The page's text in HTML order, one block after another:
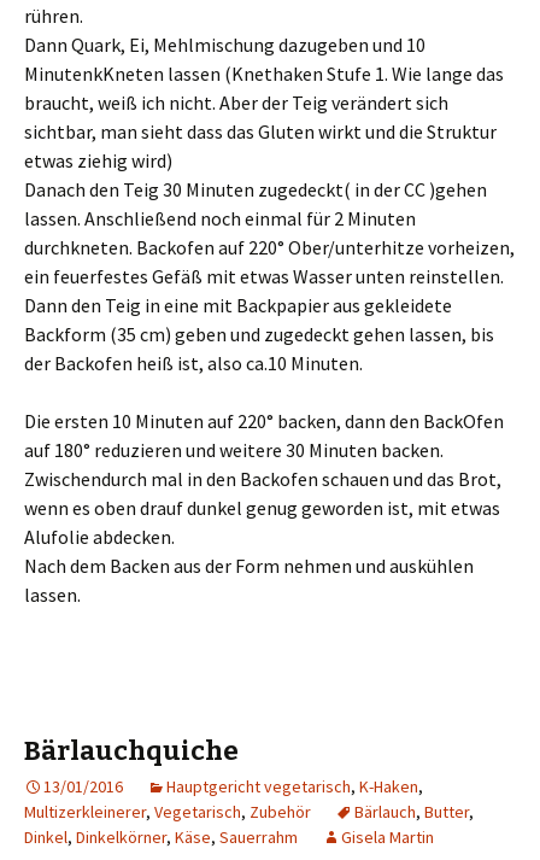
rühren.
Dann Quark, Ei, Mehlmischung dazugeben und 10
MinutenkKneten lassen (Knethaken Stufe 1. Wie lange das
braucht, weiß ich nicht. Aber der Teig verändert sich
sichtbar, man sieht dass das Gluten wirkt und die Struktur
etwas ziehig wird)
Danach den Teig 30 Minuten zugedeckt( in der CC )gehen
lassen. Anschließend noch einmal für 2 Minuten
durchkneten. Backofen auf 220° Ober/unterhitze vorheizen,
ein feuerfestes Gefäß mit etwas Wasser unten reinstellen.
Dann den Teig in eine mit Backpapier aus gekleidete
Backform (35 cm) geben und zugedeckt gehen lassen, bis
der Backofen heiß ist, also ca.10 Minuten.
Die ersten 10 Minuten auf 220° backen, dann den BackOfen
auf 180° reduzieren und weitere 30 Minuten backen.
Zwischendurch mal in den Backofen schauen und das Brot,
wenn es oben drauf dunkel genug geworden ist, mit etwas
Alufolie abdecken.
Nach dem Backen aus der Form nehmen und auskühlen
lassen.
Bärlauchquiche
13/01/2016 Hauptgericht vegetarisch, K-Haken,
Multizerkleinerer, Vegetarisch, Zubehör Bärlauch, Butter,
Dinkel, Dinkelkörner, Käse, Sauerrahm Gisela Martin